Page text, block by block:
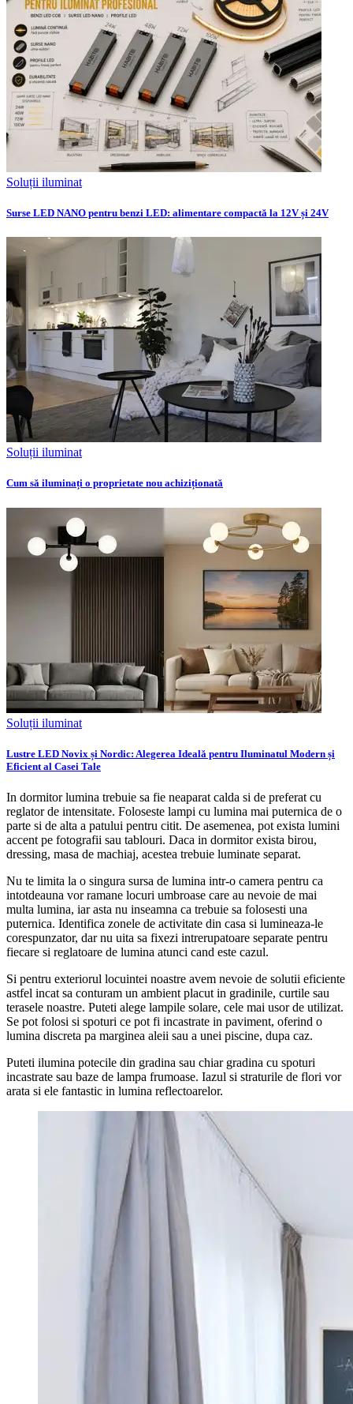
Soluții iluminat
Surse LED NANO pentru benzi LED: alimentare compactă la 12V și 24V
Soluții iluminat
Cum să iluminați o proprietate nou achiziționată
Soluții iluminat
Lustre LED Novix și Nordic: Alegerea Ideală pentru Iluminatul Modern și
Eficient al Casei Tale
In dormitor lumina trebuie sa fie neaparat calda si de preferat cu
reglator de intensitate. Foloseste lampi cu lumina mai puternica de o
parte si de alta a patului pentru citit. De asemenea, pot exista lumini
accent pe fotografii sau tablouri. Daca in dormitor exista birou,
dressing, masa de machiaj, acestea trebuie luminate separat.
Nu te limita la o singura sursa de lumina intr-o camera pentru ca
intotdeauna vor ramane locuri umbroase care au nevoie de mai
multa lumina, iar asta nu inseamna ca trebuie sa folosesti una
puternica. Identifica zonele de activitate din casa si lumineaza-le
corespunzator, dar nu uita sa fixezi intrerupatoare separate pentru
fiecare si reglatoare de lumina atunci cand este cazul.
Si pentru exteriorul locuintei noastre avem nevoie de solutii eficiente
astfel incat sa conturam un ambient placut in gradinile, curtile sau
terasele noastre. Puteti alege lampile solare, cele mai usor de utilizat.
Se pot folosi si spoturi ce pot fi incastrate in paviment, oferind o
lumina discreta pa marginea aleii sau a unei piscine, dupa caz.
Puteti ilumina potecile din gradina sau chiar gradina cu spoturi
incastrate sau baze de lampa frumoase. Iazul si straturile de flori vor
arata si ele fantastic in lumina reflectoarelor.